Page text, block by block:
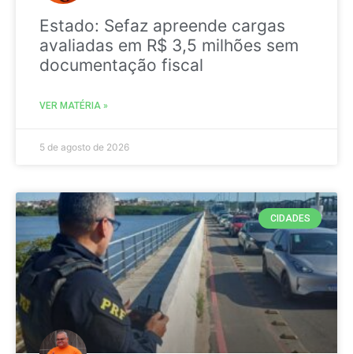
Estado: Sefaz apreende cargas
avaliadas em R$ 3,5 milhões sem
documentação fiscal
VER MATÉRIA »
5 de agosto de 2026
CIDADES